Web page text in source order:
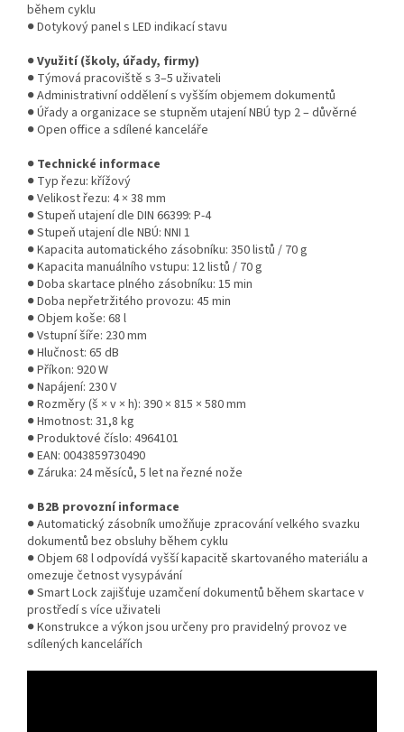
během cyklu
● Dotykový panel s LED indikací stavu
●Využití (školy, úřady, firmy)
● Týmová pracoviště s 3–5 uživateli
● Administrativní oddělení s vyšším objemem dokumentů
● Úřady a organizace se stupněm utajení NBÚ typ 2 – důvěrné
● Open office a sdílené kanceláře
● Technické informace
● Typ řezu: křížový
● Velikost řezu: 4 × 38 mm
● Stupeň utajení dle DIN 66399: P-4
● Stupeň utajení dle NBÚ: NNI 1
● Kapacita automatického zásobníku: 350 listů / 70 g
● Kapacita manuálního vstupu: 12 listů / 70 g
● Doba skartace plného zásobníku: 15 min
● Doba nepřetržitého provozu: 45 min
● Objem koše: 68 l
● Vstupní šíře: 230 mm
● Hlučnost: 65 dB
● Příkon: 920 W
● Napájení: 230 V
● Rozměry (š × v × h): 390 × 815 × 580 mm
● Hmotnost: 31,8 kg
● Produktové číslo: 4964101
● EAN: 0043859730490
● Záruka: 24 měsíců, 5 let na řezné nože
● B2B provozní informace
● Automatický zásobník umožňuje zpracování velkého svazku
dokumentů bez obsluhy během cyklu
● Objem 68 l odpovídá vyšší kapacitě skartovaného materiálu a
omezuje četnost vysypávání
● Smart Lock zajišťuje uzamčení dokumentů během skartace v
prostředí s více uživateli
● Konstrukce a výkon jsou určeny pro pravidelný provoz ve
sdílených kancelářích